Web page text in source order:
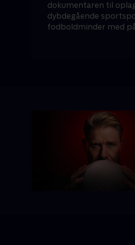
dokumentaren til
dybdegående
fodboldminder med